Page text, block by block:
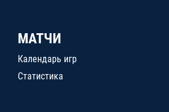
МАТЧИ
Календарь игр
Статистика